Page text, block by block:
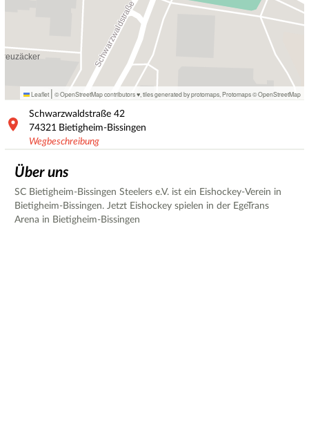
Leaflet | © OpenStreetMap contributors ♥, tiles generated by protomaps Protomaps©OpenStreetMap
Schwarzwaldstraße 42
74321 Bietigheim-Bissingen
Wegbeschreibung
Über uns
SC Bietigheim-Bissingen Steelers e.V. ist ein Eishockey-Verein in
Bietigheim-Bissingen. Jetzt Eishockey spielen in der EgeTrans
Arena in Bietigheim-Bissingen